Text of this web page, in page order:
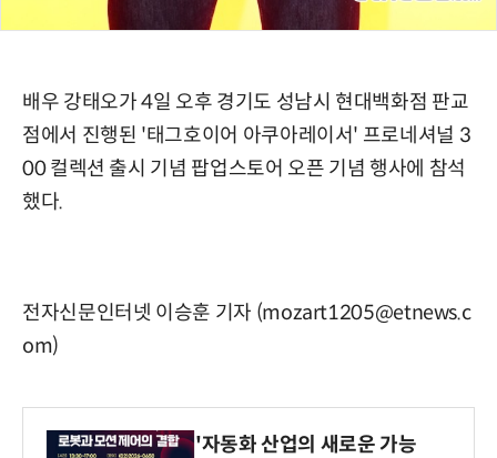
배우 강태오가 4일 오후 경기도 성남시 현대백화점 판교
점에서 진행된 '태그호이어 아쿠아레이서' 프로네셔널 3
00 컬렉션 출시 기념 팝업스토어 오픈 기념 행사에 참석
했다.
전자신문인터넷 이승훈 기자 (mozart1205@etnews.c
om)
'자동화 산업의 새로운 가능